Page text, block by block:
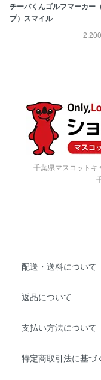
チーバくんゴルフマーカー
プ）スマイル
千葉県マスコットキ
配送・送料について
返品について
支払い方法について
特定商取引法に基づ